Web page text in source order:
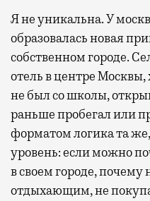
Я не уникальна. У
образовалась новая
собственном городе.
отель в центре Москвы,
не был со школы,
раньше пробегал или
форматом логика та
уровень: если можно
в своем городе, почему
отдыхающим, не